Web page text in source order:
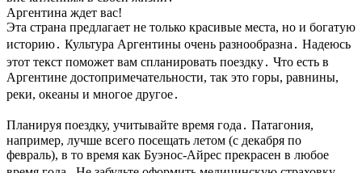
Аргентина ждет вас!
Эта страна предлагает не только красивые места, но и богатую
историю․ Культура Аргентины очень разнообразна․ Надеюсь
этот текст поможет вам спланировать поездку․ Что есть в
Аргентине достопримечательности, так это горы, равнины,
реки, океаны и многое другое․
Планируя поездку, учитывайте время года․ Патагония,
например, лучше всего посещать летом (с декабря по
февраль), в то время как Буэнос-Айрес прекрасен в любое